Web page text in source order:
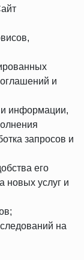
и
и информации,
запросов и
его
новых услуг и
на